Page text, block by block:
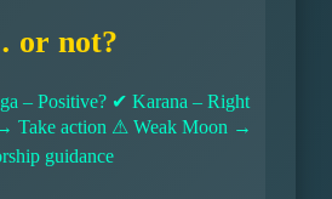
or not?
– Positive? ✔ Karana – Right
Take action ⚠ Weak Moon →
guidance